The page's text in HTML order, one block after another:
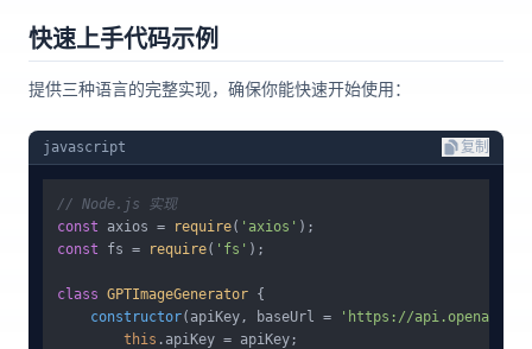
快速上手代码示例
提供三种语言的完整实现，确保你能快速开始使用：
javascript 复制
// Node.js 实现
const axios = require( 'axios'
const fs = require( 'fs' );
class GPTImageGenerator {
constructor( apiKey, baseUrl =
'https://
this . apiKey = apiKey;